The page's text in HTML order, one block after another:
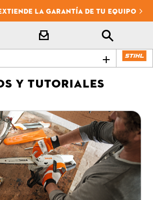
LA GARANTÍA DE TU EQUIPO
Y TUTORIALES